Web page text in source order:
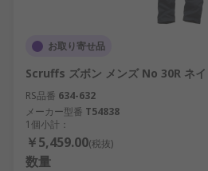
お取り寄せ品
Scruffs ズボン メンズ No 30R ネ
RS品番 634-632
メーカー型番 T54838
1個小計：
￥5,459.00(税抜)
数量